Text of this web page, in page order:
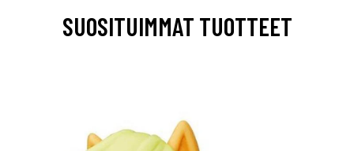
SUOSITUIMMAT TUOTTEET